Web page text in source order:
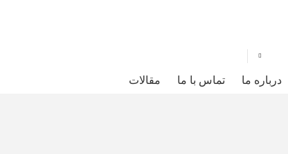
درباره ما تماس با ما مقالات